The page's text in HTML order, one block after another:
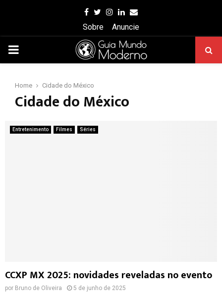
Facebook
Twitter
Instagram
Linkedin
Email
Sobre
Anuncie
PRIMARY
Home Cidade do México
Cidade do México
Entretenimento Filmes Séries
CCXP MX 2025: novidades reveladas no evento
por Bruno de Oliveira 5 de junho de 2025